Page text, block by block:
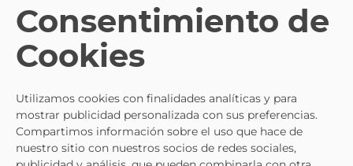
Consentimiento de
Cookies
Utilizamos cookies con finalidades analíticas y para
mostrar publicidad personalizada con sus preferencias.
Compartimos información sobre el uso que hace de
nuestro sitio con nuestros socios de redes sociales,